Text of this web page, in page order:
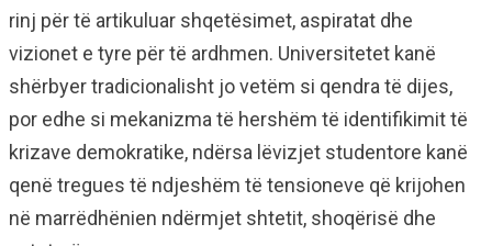
rinj për të artikuluar shqetësimet, aspiratat dhe
vizionet e tyre për të ardhmen. Universitetet kanë
shërbyer tradicionalisht jo vetëm si qendra të dijes,
por edhe si mekanizma të hershëm të identifikimit të
krizave demokratike, ndërsa lëvizjet studentore kanë
qenë tregues të ndjeshëm të tensioneve që krijohen
në marrëdhënien ndërmjet shtetit, shoqërisë dhe